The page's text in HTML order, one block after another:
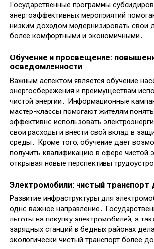
Государственные программы
энергоэффективных мероприятий
низким доходом модернизировать свои
более комфортными и экономичными․
Обучение и просвещение:
осведомленности
Важным аспектом является обучение
энергосбережения и преимуществам
чистой энергии․ Информационные
мастер-классы помогают жителям
эффективно использовать
свои расходы и внести свой вклад в
среды․ Кроме того, обучение дает
получить квалификацию в сфере чистой
открывая новые перспективы
Электромобили: чистый транспорт
Развитие инфраструктуры для
одно важное направление․
льготы на покупку электромобилей, а
зарядных станций в бедных районах
экологически чистый транспорт более